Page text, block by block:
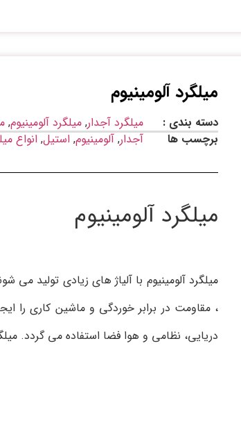
میلگرد آلومینیوم
دسته بندی : میلگرد آجدار,میلگرد آلومینیوم,
برچسب ها
آجدار,آلومینیوم, استیل, انواع
میلگرد آلومینیوم
میلگرد آلومینیوم با آلياژ هاي زيادي توليد
، مقاومت در برابر خوردگي و ماشين کاري را
دريايي، نظامی و هوا فضا استفاده مي گردد.